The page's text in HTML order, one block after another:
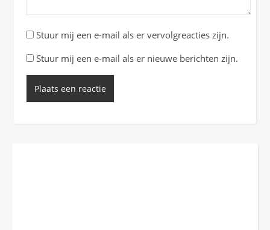
Stuur mij een e-mail als er vervolgreacties zijn.
Stuur mij een e-mail als er nieuwe berichten zijn.